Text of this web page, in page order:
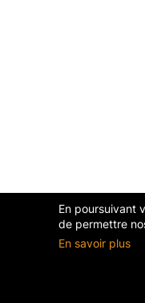
En poursuivant
de permettre
En savoir plus